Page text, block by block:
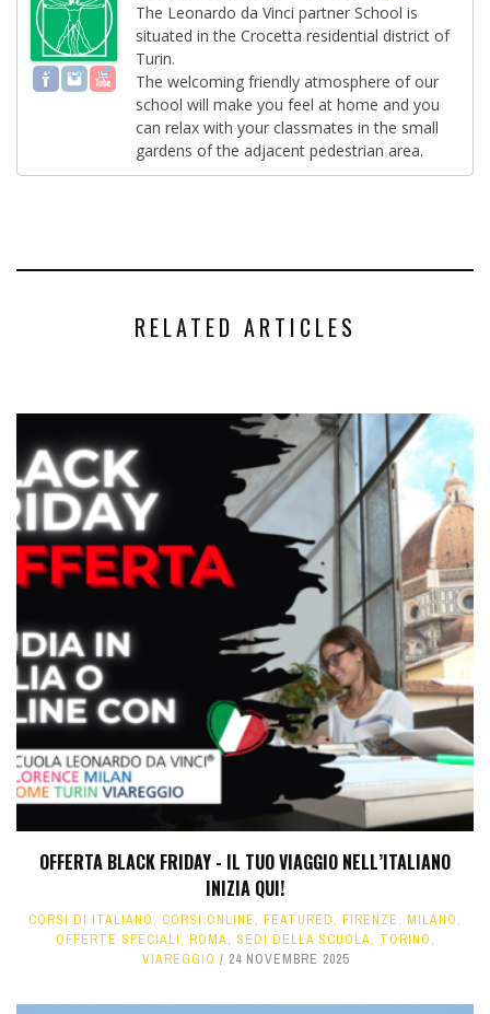
The Leonardo da Vinci partner School is
situated in the Crocetta residential district of
Turin.
The welcoming friendly atmosphere of our
school will make you feel at home and you
can relax with your classmates in the small
gardens of the adjacent pedestrian area.
RELATED ARTICLES
OFFERTA BLACK FRIDAY - IL TUO VIAGGIO NELL’ITALIANO
INIZIA QUI!
CORSI DI ITALIANO, CORSI ONLINE, FEATURED, FIRENZE, MILANO,
OFFERTE SPECIALI, ROMA, SEDI DELLA SCUOLA, TORINO,
VIAREGGIO
24 NOVEMBRE 2025